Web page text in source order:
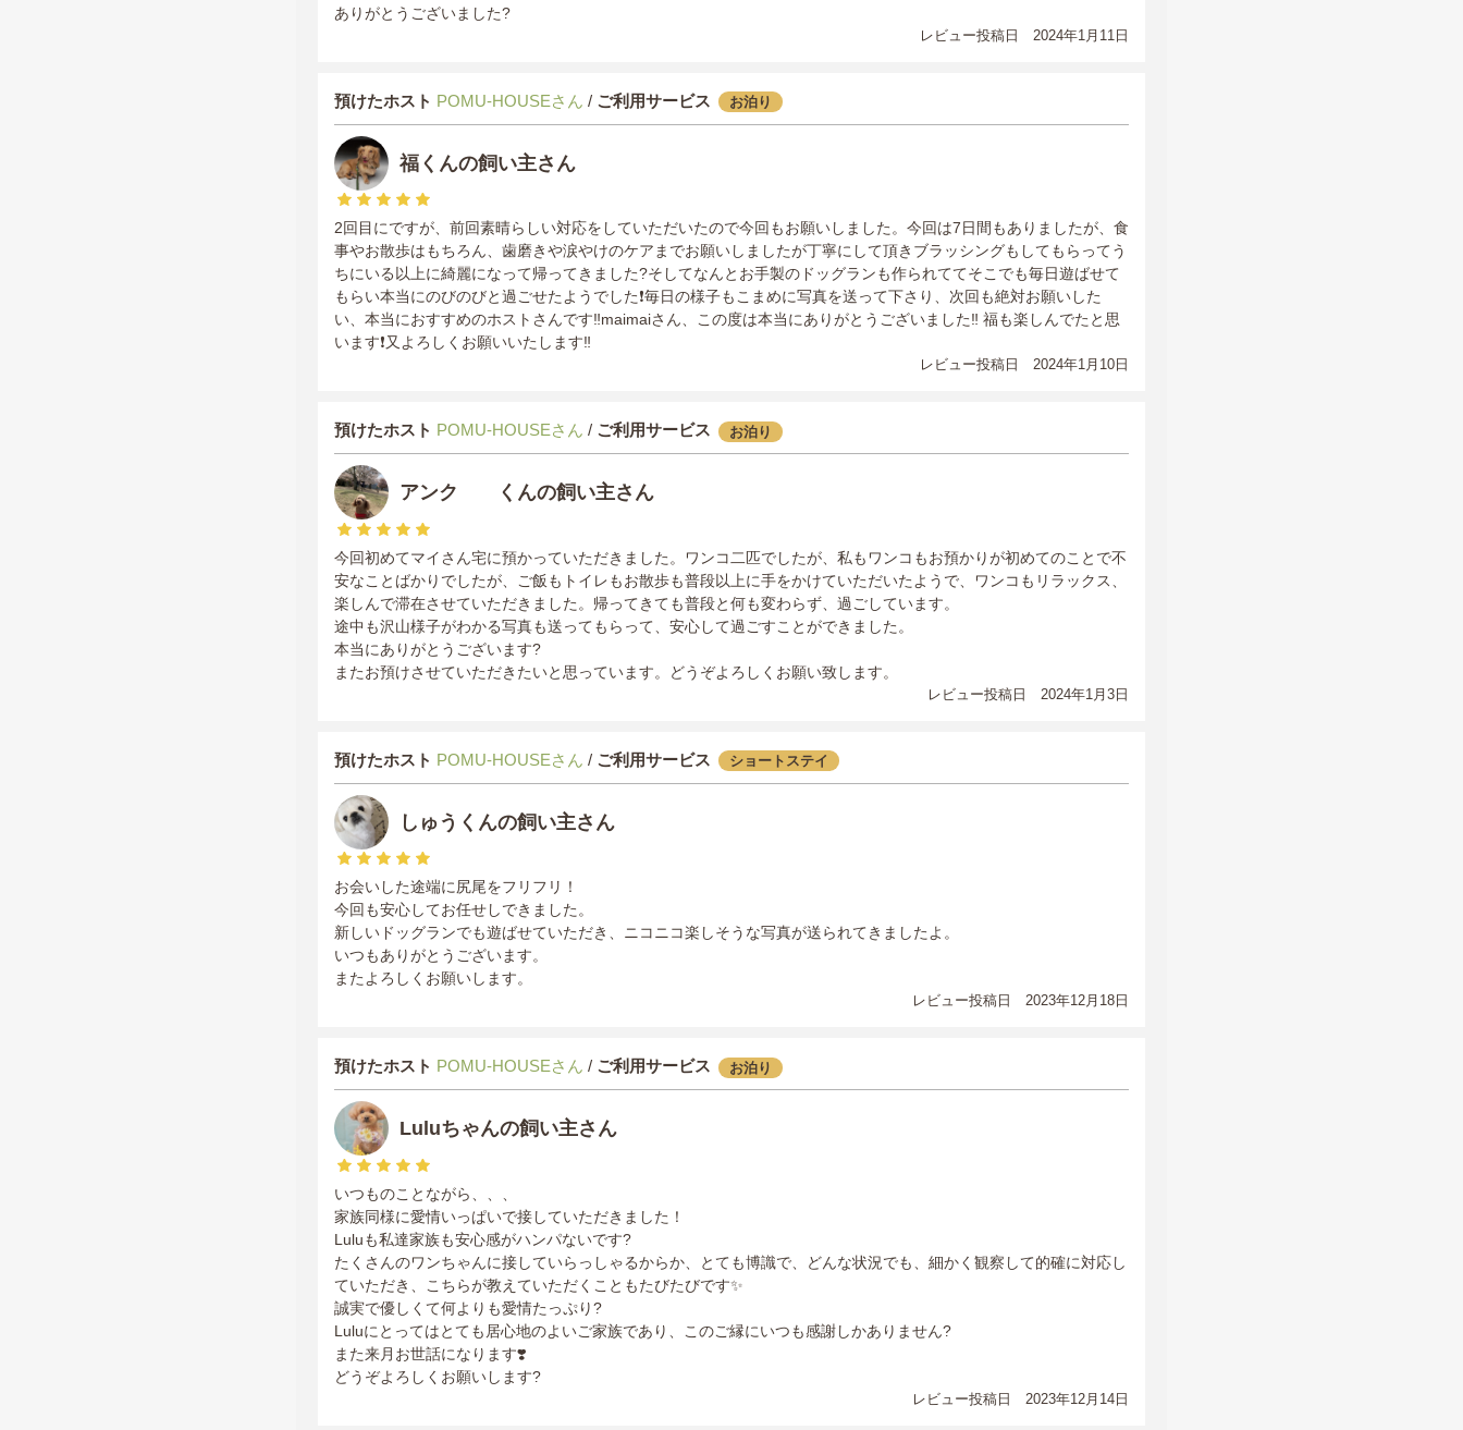
ありがとうございました?
レビュー投稿日 2024年1月11日
預けたホスト POMU-HOUSEさん / ご利用サービス お泊り
福くんの飼い主さん
2回目にですが、前回素晴らしい対応をしていただいたので今回もお願いしました。今回は7日間もありましたが、食
事やお散歩はもちろん、歯磨きや涙やけのケアまでお願いしましたが丁寧にして頂きブラッシングもしてもらってう
ちにいる以上に綺麗になって帰ってきました?そしてなんとお手製のドッグランも作られててそこでも毎日遊ばせて
もらい本当にのびのびと過ごせたようでした❗️毎日の様子もこまめに写真を送って下さり、次回も絶対お願いした
い、本当におすすめのホストさんです‼️maimaiさん、この度は本当にありがとうございました‼️ 福も楽しんでたと思
います❗️又よろしくお願いいたします‼️
レビュー投稿日 2024年1月10日
預けたホスト POMU-HOUSEさん / ご利用サービス お泊り
アンク くんの飼い主さん
今回初めてマイさん宅に預かっていただきました。ワンコ二匹でしたが、私もワンコもお預かりが初めてのことで不
安なことばかりでしたが、ご飯もトイレもお散歩も普段以上に手をかけていただいたようで、ワンコもリラックス、
楽しんで滞在させていただきました。帰ってきても普段と何も変わらず、過ごしています。
途中も沢山様子がわかる写真も送ってもらって、安心して過ごすことができました。
本当にありがとうございます?
またお預けさせていただきたいと思っています。どうぞよろしくお願い致します。
レビュー投稿日 2024年1月3日
預けたホスト POMU-HOUSEさん / ご利用サービス ショートステイ
しゅうくんの飼い主さん
お会いした途端に尻尾をフリフリ！
今回も安心してお任せしできました。
新しいドッグランでも遊ばせていただき、ニコニコ楽しそうな写真が送られてきましたよ。
いつもありがとうございます。
またよろしくお願いします。
レビュー投稿日 2023年12月18日
預けたホスト POMU-HOUSEさん / ご利用サービス お泊り
Luluちゃんの飼い主さん
いつものことながら、、、
家族同様に愛情いっぱいで接していただきました！
Luluも私達家族も安心感がハンパないです?
たくさんのワンちゃんに接していらっしゃるからか、とても博識で、どんな状況でも、細かく観察して的確に対応し
ていただき、こちらが教えていただくこともたびたびです✨
誠実で優しくて何よりも愛情たっぷり?
Luluにとってはとても居心地のよいご家族であり、このご縁にいつも感謝しかありません?
また来月お世話になります❣️
どうぞよろしくお願いします?
レビュー投稿日 2023年12月14日